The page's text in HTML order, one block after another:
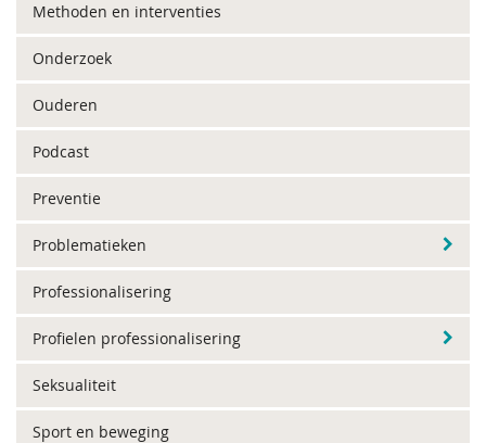
Methoden en interventies
Onderzoek
Ouderen
Podcast
Preventie
Problematieken
Professionalisering
Profielen professionalisering
Seksualiteit
Sport en beweging